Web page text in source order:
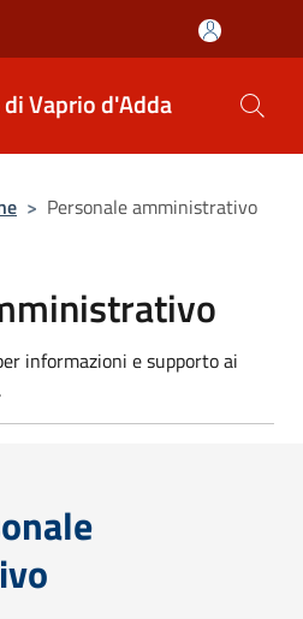
Vaprio d'Adda
> Personale amministrativo
informazioni e supporto ai